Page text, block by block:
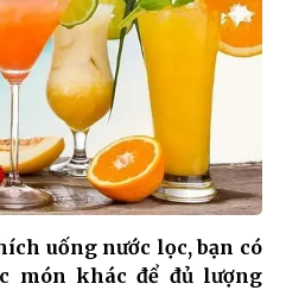
uống nước lọc, bạn có
món khác để đủ lượng